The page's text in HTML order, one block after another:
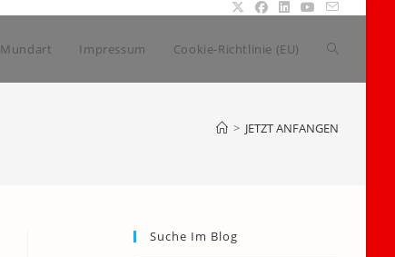
Mundart Impressum Cookie-Richtlinie (EU) Website-
> JETZT ANFANGEN
Suche Im Blog